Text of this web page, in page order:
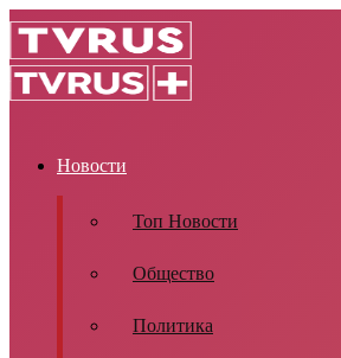
Новости
Топ Новости
Общество
Политика